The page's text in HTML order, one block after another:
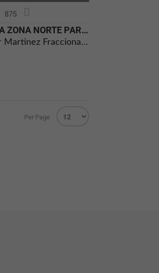
TERRENO EN VENTA ZONA NORTE PARA INDUSTRIA COMERCIO O SERVICIOS CARRET
178 Francisco Javier Martinez Fraccionamiento Villas de San Felipe
875
Per Page